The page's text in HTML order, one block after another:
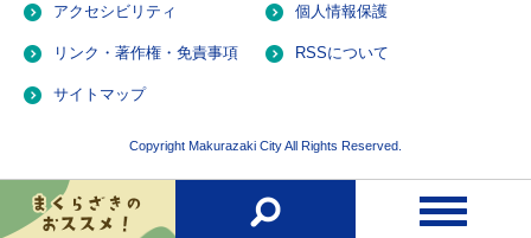
アクセシビリティ 個人情報保護
リンク・著作権・免責事項 RSSについて
サイトマップ
Copyright Makurazaki City All Rights Reserved.